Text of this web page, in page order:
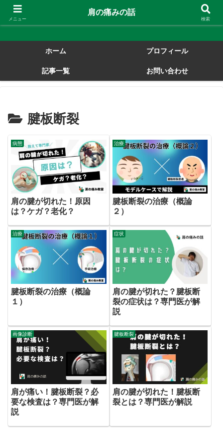
肩の痛みの話
ホーム プロフィール
記事一覧 お問い合わせ
腱板断裂
病態
肩の腱が切れた！原因
は？ケガ？老化？
治療
腱板断裂の治療（概論
２）
治療
腱板断裂の治療（概論
１）
症状
肩の腱が切れた？腱板断
裂の症状は？専門医が解
説
画像診断
肩が痛い！腱板断裂？必
要な検査は？専門医が解
説
腱板断裂
肩の腱が切れた！腱板断
裂とは？専門医が解説
メニュー
肩の痛みの話
検索